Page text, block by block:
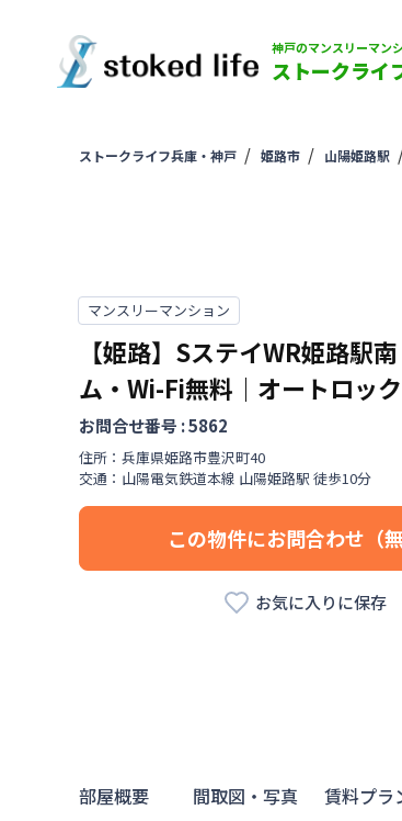
神戸のマンスリーマン
ストークライ
ストークライフ兵庫・神戸 姫路市 山陽姫路駅
マンスリーマンション
【姫路】SステイWR姫路駅
ム・Wi-Fi無料｜オートロック
お問合せ番号 :5862
住所： 兵庫県姫路市豊沢町40
交通： 山陽電気鉄道本線 山陽姫路駅 徒歩10分
この物件にお問合わせ（無
お気に入りに保存
部屋概要 間取図・写真 賃料プラ